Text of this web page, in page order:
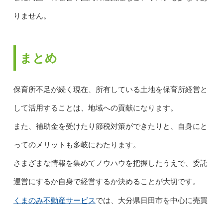
りません。
まとめ
保育所不足が続く現在、所有している土地を保育所経営と
して活用することは、地域への貢献になります。
また、補助金を受けたり節税対策ができたりと、自身にと
ってのメリットも多岐にわたります。
さまざまな情報を集めてノウハウを把握したうえで、委託
運営にするか自身で経営するか決めることが大切です。
くまのみ不動産サービスでは、大分県日田市を中心に売買